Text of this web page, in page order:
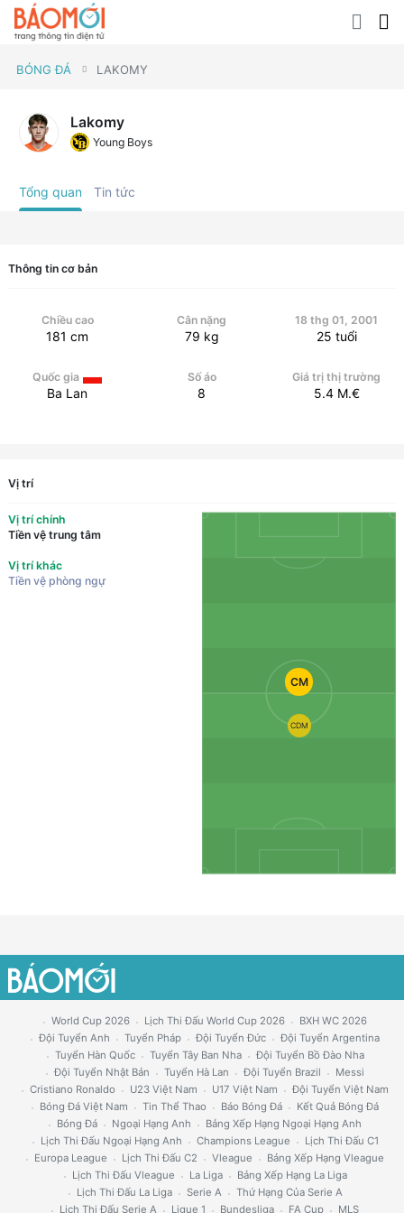
BÓNG ĐÁ LAKOMY
Lakomy
Young Boys
Tổng quan Tin tức
Thông tin cơ bản
Chiều cao
181 cm
Cân nặng
79 kg
18 thg 01, 2001
25 tuổi
Quốc gia
Ba Lan
Số áo
8
Giá trị thị trường
5.4 M.€
Vị trí
Vị trí chính
Tiền vệ trung tâm
Vị trí khác
Tiền vệ phòng ngự
CM
CDM
World Cup 2026 Lịch Thi Đấu World Cup 2026
BXH WC 2026
Đội Tuyển Anh
Tuyển Pháp Đội Tuyển Đức
Đội Tuyển Argentina
Tuyển Hàn Quốc
Tuyển Tây Ban Nha
Đội Tuyển Bồ Đào Nha
Đội Tuyển Nhật Bản
Tuyển Hà Lan Đội Tuyển Brazil
Messi
Cristiano Ronaldo
U23 Việt Nam U17 Việt Nam
Đội Tuyển Việt Nam
Bóng Đá Việt Nam
Tin Thể Thao Báo Bóng Đá
Kết Quả Bóng Đá
Bóng Đá
Ngoại Hạng Anh
Bảng Xếp Hạng Ngoại Hạng Anh
Lịch Thi Đấu Ngoại Hạng Anh
Champions League
Lịch Thi Đấu C1
Europa League
Lịch Thi Đấu C2 Vleague
Bảng Xếp Hạng Vleague
Lịch Thi Đấu Vleague
La Liga
Bảng Xếp Hạng La Liga
Lịch Thi Đấu La Liga
Serie A
Thứ Hạng Của Serie A
Lịch Thi Đấu Serie A
Ligue 1 Bundesliga FA Cup MLS